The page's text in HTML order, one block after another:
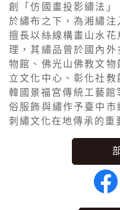
創「仿國畫投影繡法
於繡布之下，為湘繡
擅長以絲線構畫山水
理，其繡品曾於國內
物館、佛光山佛教文
立文化中心、彰化社教
韓國景福宮傳統工藝館
俗服飾與繡作予臺中
刺繡文化在地傳承的重